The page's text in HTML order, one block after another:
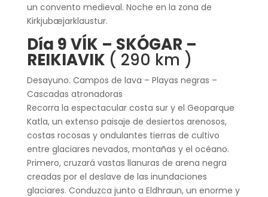
un convento medieval. Noche en la zona de
Kirkjubæjarklaustur.
Día 9 VÍK – SKÓGAR –
REIKIAVIK ( 290 km )
Desayuno. Campos de lava – Playas negras –
Cascadas atronadoras
Recorra la espectacular costa sur y el Geoparque
Katla, un extenso paisaje de desiertos arenosos,
costas rocosas y ondulantes tierras de cultivo
entre glaciares nevados, montañas y el océano.
Primero, cruzará vastas llanuras de arena negra
creadas por el deslave de las inundaciones
glaciares. Conduzca junto a Eldhraun, un enorme y